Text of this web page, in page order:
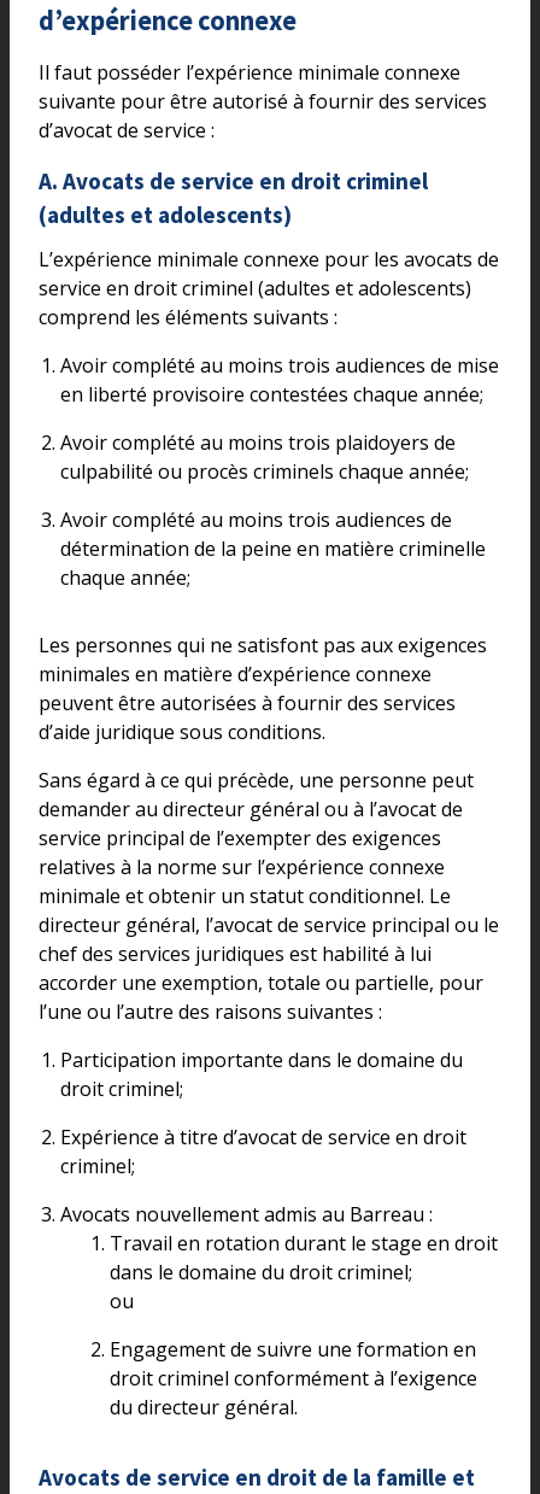
d’expérience connexe
Il faut posséder l’expérience minimale connexe
suivante pour être autorisé à fournir des services
d’avocat de service :
A. Avocats de service en droit criminel
(adultes et adolescents)
L’expérience minimale connexe pour les avocats de
service en droit criminel (adultes et adolescents)
comprend les éléments suivants :
Avoir complété au moins trois audiences de mise
en liberté provisoire contestées chaque année;
Avoir complété au moins trois plaidoyers de
culpabilité ou procès criminels chaque année;
Avoir complété au moins trois audiences de
détermination de la peine en matière criminelle
chaque année;
Les personnes qui ne satisfont pas aux exigences
minimales en matière d’expérience connexe
peuvent être autorisées à fournir des services
d’aide juridique sous conditions.
Sans égard à ce qui précède, une personne peut
demander au directeur général ou à l’avocat de
service principal de l’exempter des exigences
relatives à la norme sur l’expérience connexe
minimale et obtenir un statut conditionnel. Le
directeur général, l’avocat de service principal ou le
chef des services juridiques est habilité à lui
accorder une exemption, totale ou partielle, pour
l’une ou l’autre des raisons suivantes :
Participation importante dans le domaine du
droit criminel;
Expérience à titre d’avocat de service en droit
criminel;
Avocats nouvellement admis au Barreau :
Travail en rotation durant le stage en droit
dans le domaine du droit criminel;
ou
Engagement de suivre une formation en
droit criminel conformément à l’exigence
du directeur général.
Avocats de service en droit de la famille et